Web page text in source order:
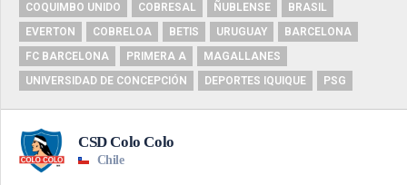
COQUIMBO UNIDO
COBRESAL ÑUBLENSE
BRASIL
EVERTON
COBRELOA BETIS URUGUAY
BARCELONA
FC BARCELONA
PRIMERA A
MAGALLANES
UNIVERSIDAD DE CONCEPCIÓN
DEPORTES IQUIQUE PSG